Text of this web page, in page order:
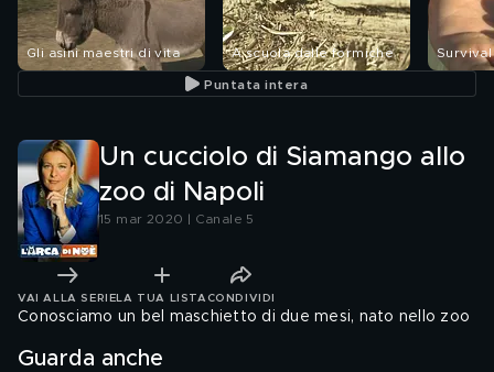
Gli asini maestri di vita A scuola dalle formiche Survival
Puntata intera
Un cucciolo di Siamango allo
zoo di Napoli
15 mar 2020 | Canale 5
VAI ALLA SERIE LA TUA LISTA CONDIVIDI
Conosciamo un bel maschietto di due mesi, nato nello zoo
Guarda anche